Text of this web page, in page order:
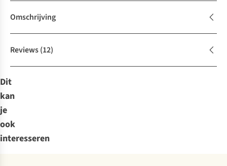
Omschrijving
Reviews(12)
Dit
kan
je
ook
interesseren